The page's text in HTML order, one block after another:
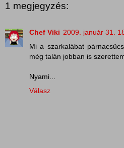
1 megjegyzés:
Chef Viki 2009. január 31.
Mi a szarkalábat
még talán jobban is
Nyami...
Válasz